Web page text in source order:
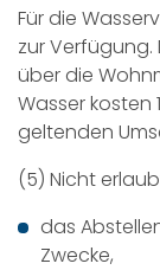
Für die
zur
über die
Wasser kosten
geltenden
(5) Nicht
das
Zwecke,